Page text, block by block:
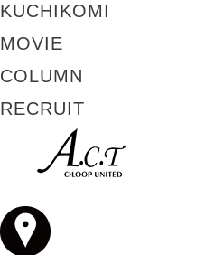
KUCHIKOMI
MOVIE
COLUMN
RECRUIT